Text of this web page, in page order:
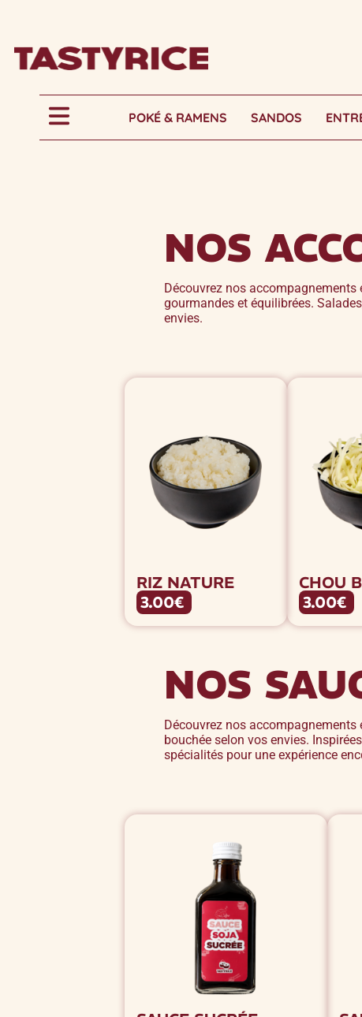
POKÉ & RAMENS SANDOS
NOS
Découvrez nos
gourmandes et équilibrées.
envies.
RIZ NATURE
3.00€
CHOU
3.00€
NOS
Découvrez nos
bouchée selon vos envies.
spécialités pour une expérience